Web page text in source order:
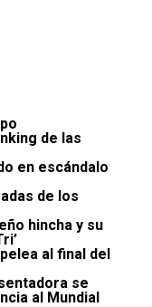
de las
en escándalo
de los
hincha y su
al final del
se
al Mundial